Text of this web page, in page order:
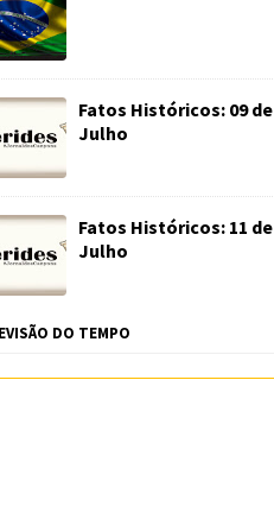
Fatos Históricos: 09 de
Julho
Fatos Históricos: 11 de
Julho
DO TEMPO